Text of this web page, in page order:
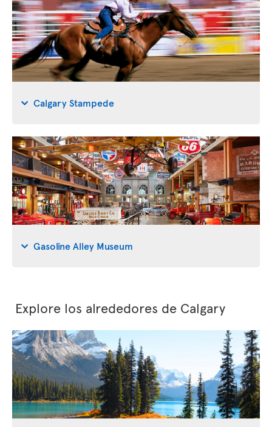
Calgary Stampede
Gasoline Alley Museum
Explore los alrededores de Calgary